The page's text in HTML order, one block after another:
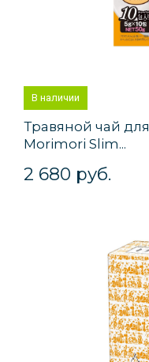
В наличии
Травяной чай
Morimori Slim...
2 680 руб.